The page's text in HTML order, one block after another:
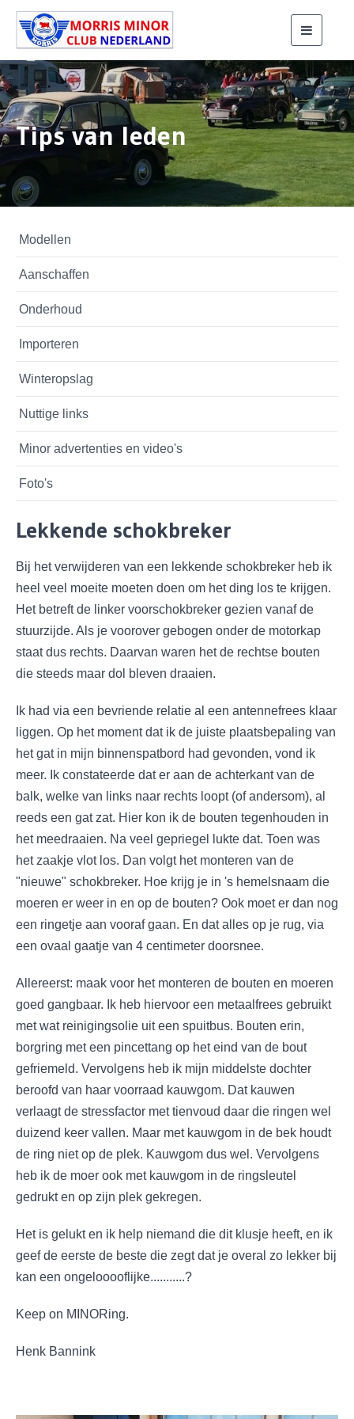
Tips van leden
Modellen
Aanschaffen
Onderhoud
Importeren
Winteropslag
Nuttige links
Minor advertenties en video's
Foto's
Lekkende schokbreker
Bij het verwijderen van een lekkende schokbreker heb ik
heel veel moeite moeten doen om het ding los te krijgen.
Het betreft de linker voorschokbreker gezien vanaf de
stuurzijde. Als je voorover gebogen onder de motorkap
staat dus rechts. Daarvan waren het de rechtse bouten
die steeds maar dol bleven draaien.
Ik had via een bevriende relatie al een antennefrees klaar
liggen. Op het moment dat ik de juiste plaatsbepaling van
het gat in mijn binnenspatbord had gevonden, vond ik
meer. Ik constateerde dat er aan de achterkant van de
balk, welke van links naar rechts loopt (of andersom), al
reeds een gat zat. Hier kon ik de bouten tegenhouden in
het meedraaien. Na veel gepriegel lukte dat. Toen was
het zaakje vlot los. Dan volgt het monteren van de
"nieuwe" schokbreker. Hoe krijg je in 's hemelsnaam die
moeren er weer in en op de bouten? Ook moet er dan nog
een ringetje aan vooraf gaan. En dat alles op je rug, via
een ovaal gaatje van 4 centimeter doorsnee.
Allereerst: maak voor het monteren de bouten en moeren
goed gangbaar. Ik heb hiervoor een metaalfrees gebruikt
met wat reinigingsolie uit een spuitbus. Bouten erin,
borgring met een pincettang op het eind van de bout
gefriemeld. Vervolgens heb ik mijn middelste dochter
beroofd van haar voorraad kauwgom. Dat kauwen
verlaagt de stressfactor met tienvoud daar die ringen wel
duizend keer vallen. Maar met kauwgom in de bek houdt
de ring niet op de plek. Kauwgom dus wel. Vervolgens
heb ik de moer ook met kauwgom in de ringsleutel
gedrukt en op zijn plek gekregen.
Het is gelukt en ik help niemand die dit klusje heeft, en ik
geef de eerste de beste die zegt dat je overal zo lekker bij
kan een ongelooooflijke...........?
Keep on MINORing.
Henk Bannink